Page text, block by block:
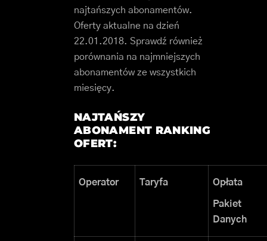
najtańszych abonamentów.
Oferty aktualne na dzień
22.01.2018. Sprawdź również
porównania na najmniejszych
abonamentów ze wszystkich
miesięcy.
NAJTAŃSZY
ABONAMENT RANKING
OFERT:
Operator Taryfa Opłata
Pakiet
Danych